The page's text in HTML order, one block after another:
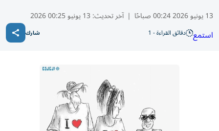
13 يونيو 2026 00:24 صباحًا | آخر تحديث: 13 يونيو 00:25 2026
استمع دقائق القراءة - 1 شارك